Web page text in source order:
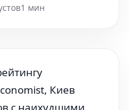
1 мин
Киев
с наихудшими